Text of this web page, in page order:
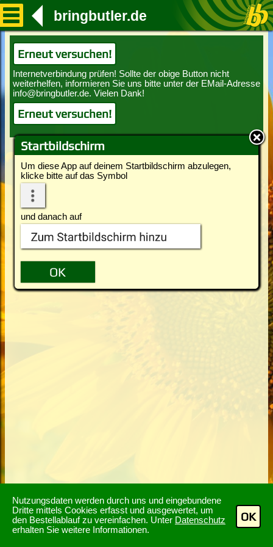
Nutzungsdaten werden durch uns und eingebundene
Dritte mittels Cookies erfasst und ausgewertet, um
den Bestellablauf zu vereinfachen. Unter Datenschutz
erhalten Sie weitere Informationen.
OK
Startbildschirm
Um diese App auf deinem Startbildschirm abzulegen,
klicke bitte auf das Symbol
und danach auf
bringbutler.de
Erneut versuchen!
Erneut versuchen!